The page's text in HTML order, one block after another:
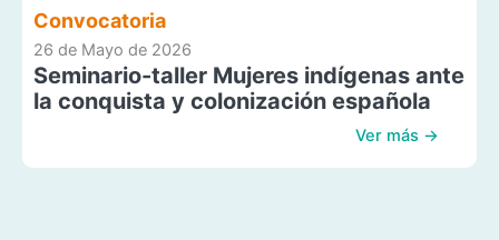
Convocatoria
26 de Mayo de 2026
Seminario-taller Mujeres indígenas ante
la conquista y colonización española
Ver más →